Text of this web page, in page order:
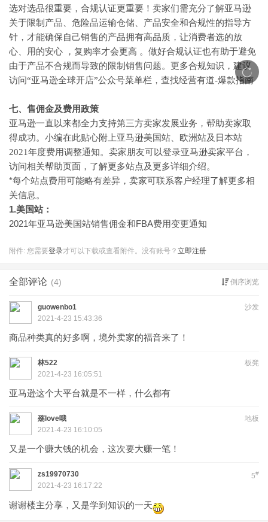
选对选品很重要，合规认证更重要！卖家们需充分了解亚马逊
关于限制产品、危险品运输仓储、产品安全和合规性的指导方
针，才能确保自己销售的产品拥有高品质，让消费者选的放
心、用的安心
，复购率才会更高 。做好合规认证也有助于避免
由于产品不合规而导致的限制销售问题。更多合规知识，建议
访问“亚马逊全球开店”公众号菜单栏，查找经营有道-爆款指南
七、售佣金及费用政策
亚马逊一直以来都全力支持第三方卖家发展业务，帮助卖家取
得成功。小编在此贴心附上亚马逊美国站、欧洲站及日本站
2021年度费用调整通知。卖家朋友可以登录亚马逊卖家平台，
访问相关帮助页面，了解更多站点及更多详细介绍。
*每个站点费用可能略有差异，卖家可联系客户经理了解更多相
关信息。
1.美国站：
2021年亚马逊美国站销售佣金和FBA费用变更通知
附件: 您需要登录才可以下载或查看附件。没有账号？ 立即注册
全部评论 (4) 倒序浏览
沙发
guowenbo1
2021-4-23 15:43:36
商品种类真的好多啊，境外卖家的福音来了！
板凳
林522
2021-4-23 16:05:51
亚马逊这个大平台就是不一样，什么都有
地板
殇love哦
2021-4-23 16:10:05
又是一个赚大钱的机会，这次要大赚一笔！
5#
zs19970730
2021-4-23 16:17:22
谢谢楼主分享，又是学到知识的一天